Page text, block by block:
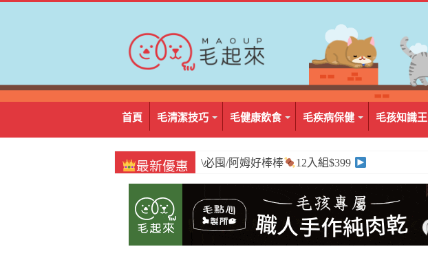
首頁 毛清潔技巧 毛健康飲食 毛疾病保健 毛孩知識王
最新優惠 \必囤/阿姆好棒棒 12入組$399